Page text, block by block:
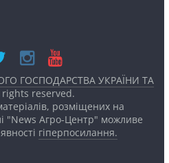
ГОСПОДАРСТВА УКРАЇНИ ТА
reserved.
розміщених на
"News Агро-Центр" можливе
гіперпосилання.